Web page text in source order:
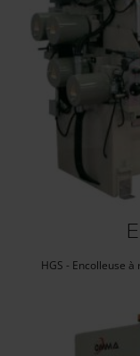
HGS - Encolleuse